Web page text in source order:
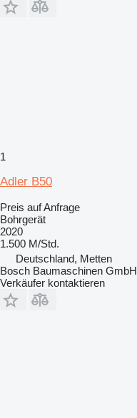
1
Adler B50
Preis auf Anfrage
Bohrgerät
2020
1.500 M/Std.
Deutschland, Metten
Bosch Baumaschinen GmbH
Verkäufer kontaktieren